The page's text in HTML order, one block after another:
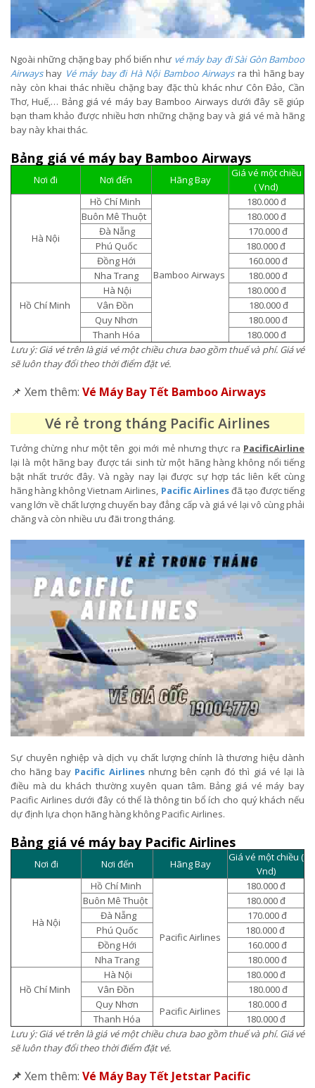
Ngoài những chặng bay phổ biến như vé máy bay đi Sài Gòn Bamboo
Airwayshay Vé máy bay đi Hà Nội Bamboo Airwaysra thì hãng bay
này còn khai thác nhiều chặng bay đặc thù khác như Côn Đảo, Cần
Thơ, Huế,… Bảng giá vé máy bay Bamboo Airways dưới đây sẽ giúp
bạn tham khảo được nhiều hơn những chặng bay và giá vé mà hãng
bay này khai thác.
Bảng giá vé máy bay Bamboo Airways
Nơi đi Nơi đến Hãng Bay
Giá vé một chiều
( Vnd)
Hà Nội
Hồ Chí Minh
Bamboo Airways
180.000 đ
Buôn Mê Thuột
180.000 đ
Đà Nẵng
170.000 đ
Phú Quốc
180.000 đ
Đồng Hới
160.000 đ
Nha Trang
180.000 đ
Hồ Chí Minh
Hà Nội
180.000 đ
Vân Đồn
180.000 đ
Quy Nhơn
180.000 đ
Thanh Hóa
180.000 đ
Lưu ý: Giá vé trên là giá vé một chiều chưa bao gồm thuế và phí. Giá vé
sẽ luôn thay đổi theo thời điểm đặt vé.
📌 Xem thêm: Vé Máy Bay Tết Bamboo Airways
Vé rẻ trong tháng Pacific Airlines
Tưởng chừng như một tên gọi mới mẻ nhưng thực ra PacificAirline
lại là một hãng bay được tái sinh từ một hãng hàng không nổi tiếng
bật nhất trước đây. Và ngày nay lại được sự hợp tác liên kết cùng
hãng hàng không Vietnam Airlines, Pacific Airlinesđã tạo được tiếng
vang lớn về chất lượng chuyến bay đẳng cấp và giá vé lại vô cùng phải
chăng và còn nhiều ưu đãi trong tháng.
Sự chuyên nghiệp và dịch vụ chất lượng chính là thương hiệu dành
cho hãng bay Pacific Airlinesnhưng bên cạnh đó thì giá vé lại là
điều mà du khách thường xuyên quan tâm. Bảng giá vé máy bay
Pacific Airlines dưới đây có thể là thông tin bổ ích cho quý khách nếu
dự định lựa chọn hãng hàng không Pacific Airlines.
Bảng giá vé máy bay Pacific Airlines
Nơi đi Nơi đến Hãng Bay
Giá vé một chiều (
Vnd)
Hà Nội
Hồ Chí Minh
Pacific Airlines
180.000 đ
Buôn Mê Thuột
180.000 đ
Đà Nẵng
170.000 đ
Phú Quốc
180.000 đ
Đồng Hới
160.000 đ
Nha Trang
180.000 đ
Hồ Chí Minh
Hà Nội
180.000 đ
Vân Đồn
180.000 đ
Quy Nhơn
Pacific Airlines
180.000 đ
Thanh Hóa
180.000 đ
Lưu ý: Giá vé trên là giá vé một chiều chưa bao gồm thuế và phí. Giá vé
sẽ luôn thay đổi theo thời điểm đặt vé.
📌 Xem thêm: Vé Máy Bay Tết Jetstar Pacific